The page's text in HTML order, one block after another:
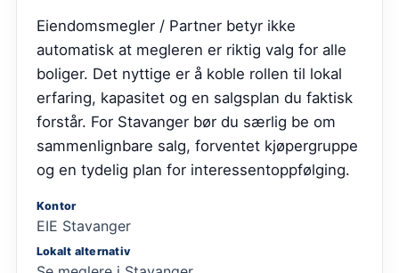
Eiendomsmegler / Partner betyr ikke
automatisk at megleren er riktig valg for alle
boliger. Det nyttige er å koble rollen til lokal
erfaring, kapasitet og en salgsplan du faktisk
forstår. For Stavanger bør du særlig be om
sammenlignbare salg, forventet kjøpergruppe
og en tydelig plan for interessentoppfølging.
Kontor
EIE Stavanger
Lokalt alternativ